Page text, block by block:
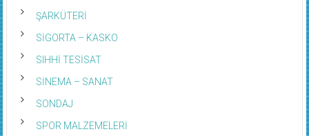
ŞARKÜTERİ
SİGORTA – KASKO
SIHHİ TESİSAT
SİNEMA – SANAT
SONDAJ
SPOR MALZEMELERİ